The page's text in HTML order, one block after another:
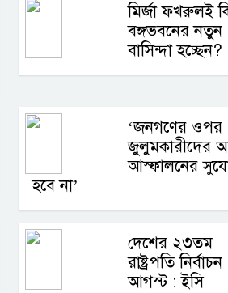
মির্জা ফখরুলই
বঙ্গভবনের নতুন
বাসিন্দা হচ্ছেন?
‘জনগণের ওপর
জুলুমকারীদের
আস্ফালনের
হবে না’
দেশের ২৩তম
রাষ্ট্রপতি
আগস্ট : ইসি